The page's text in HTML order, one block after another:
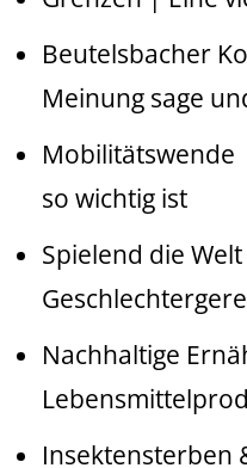
Beutelsbacher
Meinung sage
Mobilitätswende
so wichtig ist
Spielend die
Nachhaltige
Insektensterben